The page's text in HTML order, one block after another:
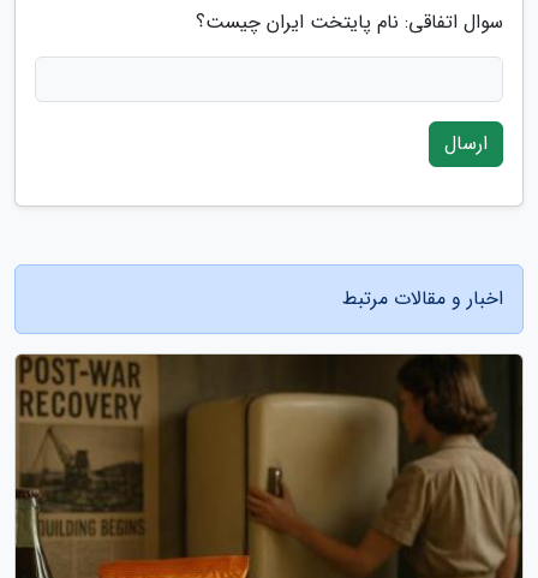
سوال اتفاقی: نام پایتخت ایران چیست؟
ارسال
اخبار و مقالات مرتبط